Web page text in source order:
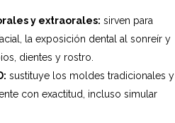
y extraorales: sirven para
la exposición dental al sonreír y
dientes y rostro.
sustituye los moldes tradicionales y
con exactitud, incluso simular